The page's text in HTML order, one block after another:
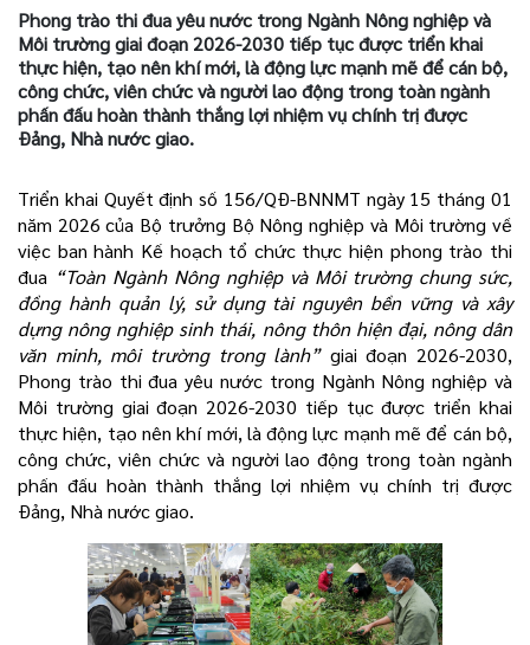
Phong trào thi đua yêu nước trong Ngành Nông nghiệp và
Môi trường giai đoạn 2026-2030 tiếp tục được triển khai
thực hiện, tạo nên khí mới, là động lực mạnh mẽ để cán bộ,
công chức, viên chức và người lao động trong toàn ngành
phấn đấu hoàn thành thắng lợi nhiệm vụ chính trị được
Đảng, Nhà nước giao.
Triển khai Quyết định số 156/QĐ-BNNMT ngày 15 tháng 01
năm 2026 của Bộ trưởng Bộ Nông nghiệp và Môi trường về
việc ban hành Kế hoạch tổ chức thực hiện phong trào thi
đua “Toàn Ngành Nông nghiệp và Môi trường chung sức,
đồng hành quản lý, sử dụng tài nguyên bền vững và xây
dựng nông nghiệp sinh thái, nông thôn hiện đại, nông dân
văn minh, môi trường trong lành” giai đoạn 2026-2030,
Phong trào thi đua yêu nước trong Ngành Nông nghiệp và
Môi trường giai đoạn 2026-2030 tiếp tục được triển khai
thực hiện, tạo nên khí mới, là động lực mạnh mẽ để cán bộ,
công chức, viên chức và người lao động trong toàn ngành
phấn đấu hoàn thành thắng lợi nhiệm vụ chính trị được
Đảng, Nhà nước giao.